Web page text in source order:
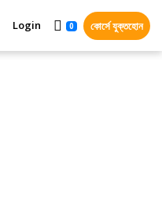
Login 0 কোর্সে যুক্তহোন